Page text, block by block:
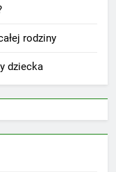
rodziny
dziecka